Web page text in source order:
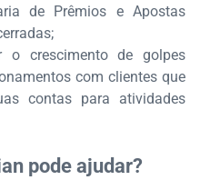
de Prêmios e Apostas
o crescimento de golpes
com clientes que
contas para atividades
pode ajudar?